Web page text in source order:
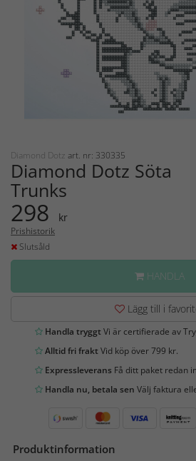
Diamond Dotz art. nr: 330335
Diamond Dotz Söta
Trunks
298 kr
Prishistorik
Slutsåld
HANDLA
Lägg till i
Handla tryggtVi är certifierade av
Alltid fri fraktVid köp över 799 kr.
Expressleverans Få ditt paket redan
Handla nu, betala sen Välj faktura
Produktinformation